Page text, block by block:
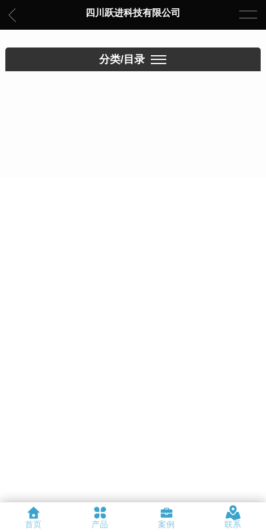
四川跃进科技有限公司
分类/目录
首页 产品 案例 联系